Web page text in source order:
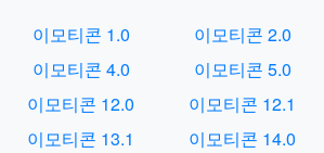
이모티콘 1.0 이모티콘 2.0
이모티콘 4.0
이모티콘 5.0
이모티콘 12.0
이모티콘 12.1
이모티콘 13.1
이모티콘 14.0